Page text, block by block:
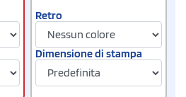
Retro
Dimensione di stampa